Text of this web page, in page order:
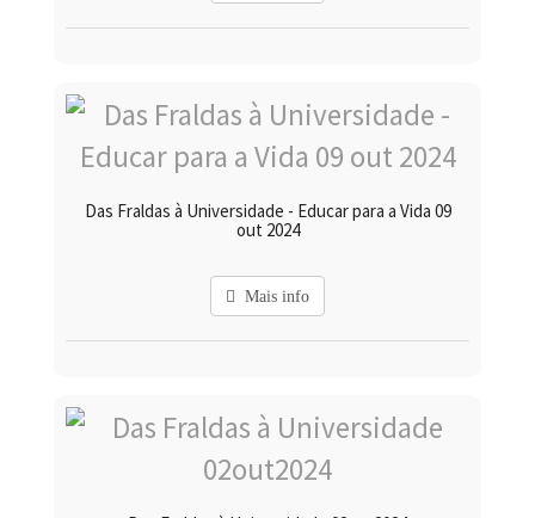
Das Fraldas à Universidade - Educar para a Vida 09
out 2024
Mais info